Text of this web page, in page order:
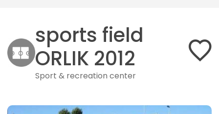
sports field
ORLIK 2012
Sport & recreation center